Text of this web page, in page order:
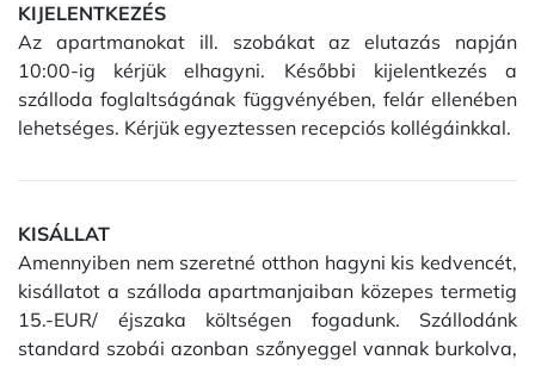
KIJELENTKEZÉS
Az apartmanokat ill. szobákat az elutazás napján
10:00-ig kérjük elhagyni. Későbbi kijelentkezés a
szálloda foglaltságának függvényében, felár ellenében
lehetséges. Kérjük egyeztessen recepciós kollégáinkkal.
KISÁLLAT
Amennyiben nem szeretné otthon hagyni kis kedvencét,
kisállatot a szálloda apartmanjaiban közepes termetig
15.-EUR/ éjszaka költségen fogadunk. Szállodánk
standard szobái azonban szőnyeggel vannak burkolva,